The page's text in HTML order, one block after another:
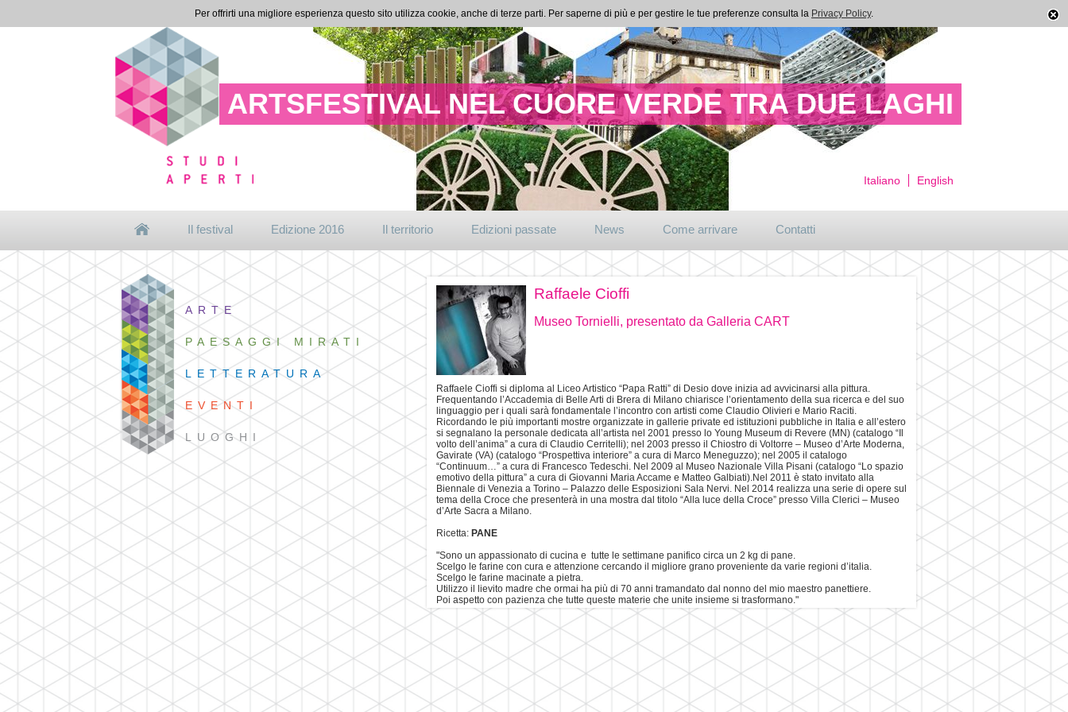
Italiano English
ARTSFESTIVAL NEL CUORE VERDE TRA DUE LAGHI
Il festival Edizione 2016 Il territorio Edizioni passate News Come arrivare Contatti
ARTE
PAESAGGI MIRATI
LETTERATURA
EVENTI
LUOGHI
Raffaele Cioffi
Museo Tornielli, presentato da Galleria CART
Raffaele Cioffi si diploma al Liceo Artistico “Papa Ratti” di Desio dove inizia ad avvicinarsi alla pittura.
Frequentando l’Accademia di Belle Arti di Brera di Milano chiarisce l’orientamento della sua ricerca e del suo
linguaggio per i quali sarà fondamentale l’incontro con artisti come Claudio Olivieri e Mario Raciti.
Ricordando le più importanti mostre organizzate in gallerie private ed istituzioni pubbliche in Italia e all’estero
si segnalano la personale dedicata all’artista nel 2001 presso lo Young Museum di Revere (MN) (catalogo “Il
volto dell’anima” a cura di Claudio Cerritelli); nel 2003 presso il Chiostro di Voltorre – Museo d’Arte Moderna,
Gavirate (VA) (catalogo “Prospettiva interiore” a cura di Marco Meneguzzo); nel 2005 il catalogo
“Continuum…” a cura di Francesco Tedeschi. Nel 2009 al Museo Nazionale Villa Pisani (catalogo “Lo spazio
emotivo della pittura” a cura di Giovanni Maria Accame e Matteo Galbiati).Nel 2011 è stato invitato alla
Biennale di Venezia a Torino – Palazzo delle Esposizioni Sala Nervi. Nel 2014 realizza una serie di opere sul
tema della Croce che presenterà in una mostra dal titolo “Alla luce della Croce” presso Villa Clerici – Museo
d’Arte Sacra a Milano.
Ricetta:PANE
"Sono un appassionato di cucina e tutte le settimane panifico circa un 2 kg di pane.
Scelgo le farine con cura e attenzione cercando il migliore grano proveniente da varie regioni d’italia.
Scelgo le farine macinate a pietra.
Utilizzo il lievito madre che ormai ha più di 70 anni tramandato dal nonno del mio maestro panettiere.
Poi aspetto con pazienza che tutte queste materie che unite insieme si trasformano."
Per offrirti una migliore esperienza questo sito utilizza cookie, anche di terze parti. Per saperne di più e per gestire le tue preferenze consulta la Privacy Policy.